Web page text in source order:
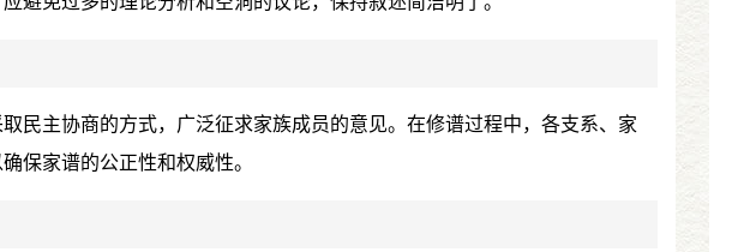
民主协商的方式，广泛征求家族成员的意见。在修谱过程中，各支系、家
保家谱的公正性和权威性。